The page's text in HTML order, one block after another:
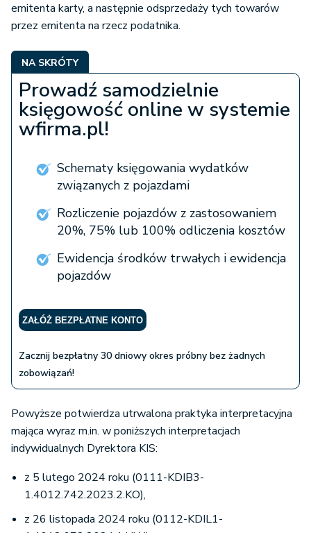
emitenta karty, a następnie odsprzedaży tych towarów
przez emitenta na rzecz podatnika.
NA SKRÓTY
Prowadź samodzielnie
księgowość online w systemie
wfirma.pl!
Schematy księgowania wydatków
związanych z pojazdami
Rozliczenie pojazdów z zastosowaniem
20%, 75% lub 100% odliczenia kosztów
Ewidencja środków trwałych i ewidencja
pojazdów
ZAŁÓŻ BEZPŁATNE KONTO
Zacznij bezpłatny 30 dniowy okres próbny bez żadnych
zobowiązań!
Powyższe potwierdza utrwalona praktyka interpretacyjna
mająca wyraz m.in. w poniższych interpretacjach
indywidualnych Dyrektora KIS:
z 5 lutego 2024 roku (0111-KDIB3-
1.4012.742.2023.2.KO),
z 26 listopada 2024 roku (0112-KDIL1-